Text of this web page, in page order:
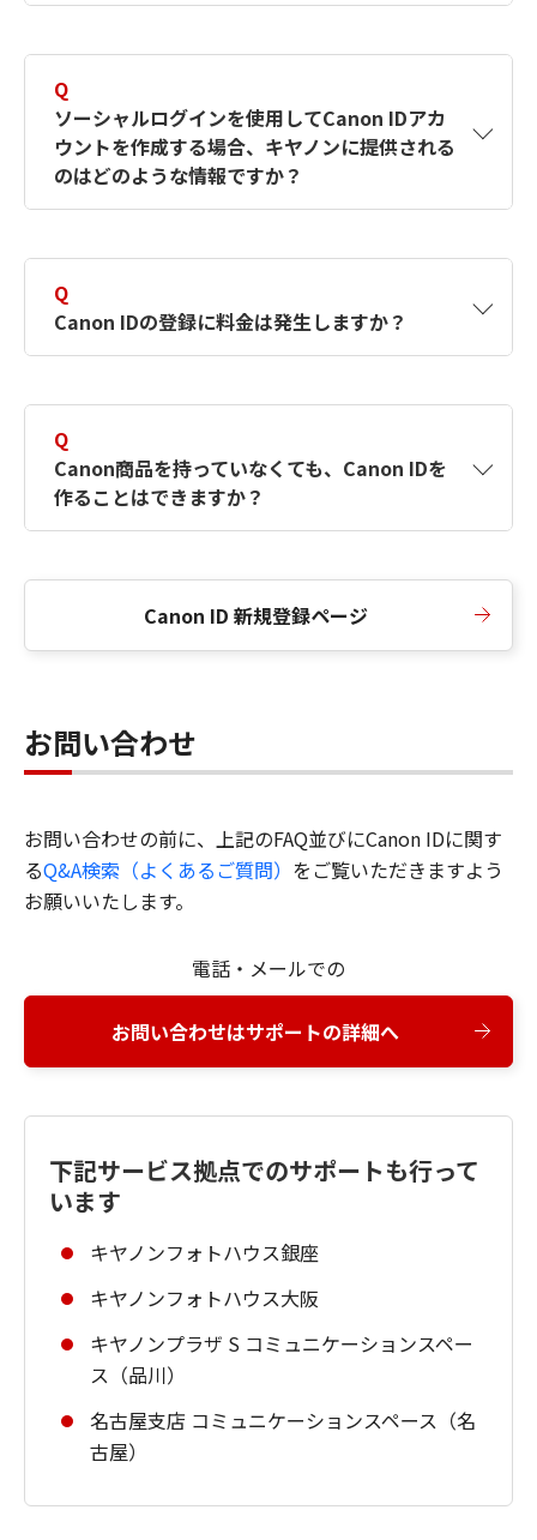
す。詳しい作成方法は【カメラ】Canon IDとは
何ですか？Canon IDの作成方法は？をご確認く
ださい。
Q
ソーシャルログインを使用してCanon IDアカ
ウントを作成する場合、キヤノンに提供される
のはどのような情報ですか？
択したサービスから取得します。アカウントを
簡単に作成できるように、この情報を使用して
Canon IDの登録フォームを入力します。
Q
Canon IDの登録に料金は発生しますか？
Q
Canon商品を持っていなくても、Canon IDを
作ることはできますか？
Canon ID 新規登録ページ
お問い合わせ
お問い合わせの前に、上記のFAQ並びにCanon IDに関す
るQ&A検索（よくあるご質問） をご覧いただきますよう
お願いいたします。
電話・メールでの
お問い合わせはサポートの詳細へ
下記サービス拠点でのサポートも行って
います
キヤノンフォトハウス銀座
キヤノンフォトハウス大阪
キヤノンプラザ S コミュニケーションスペー
ス（品川）
名古屋支店 コミュニケーションスペース（名
古屋）